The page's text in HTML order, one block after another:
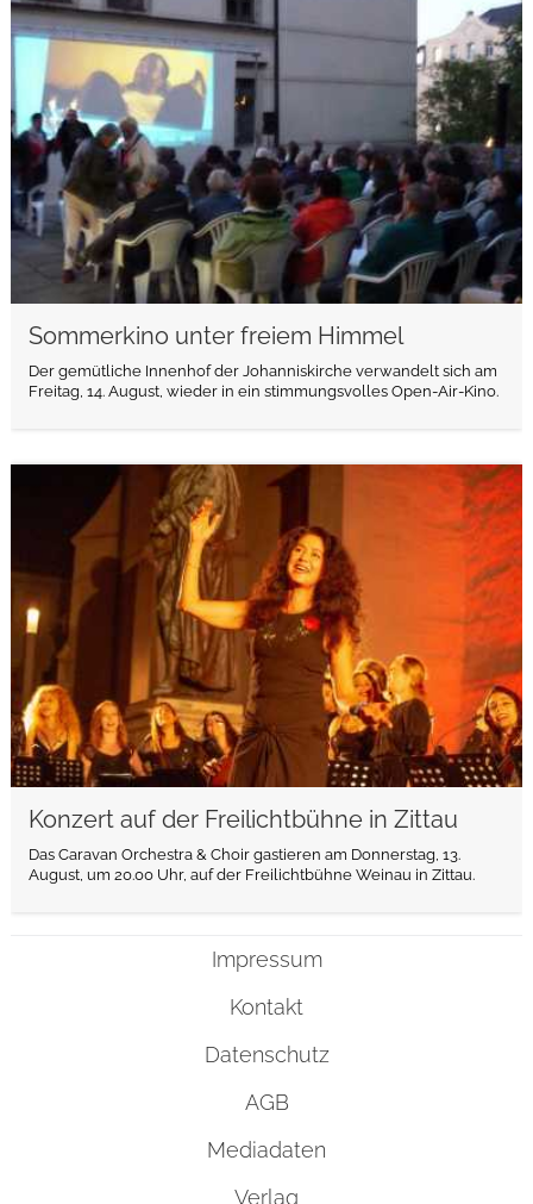
Sommerkino unter freiem Himmel
Der gemütliche Innenhof der Johanniskirche verwandelt sich am
Freitag, 14. August, wieder in ein stimmungsvolles Open-Air-Kino.
weiterlesen
Konzert auf der Freilichtbühne in Zittau
Das Caravan Orchestra & Choir gastieren am Donnerstag, 13.
August, um 20.00 Uhr, auf der Freilichtbühne Weinau in Zittau.
weiterlesen
Impressum
Kontakt
Datenschutz
AGB
Mediadaten
Verlag